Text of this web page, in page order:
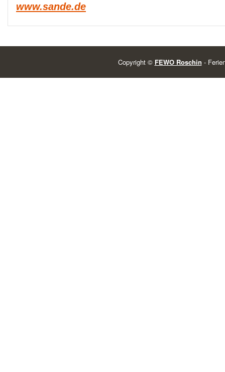
www.sande.de
Copyright © FEWO Roschin -